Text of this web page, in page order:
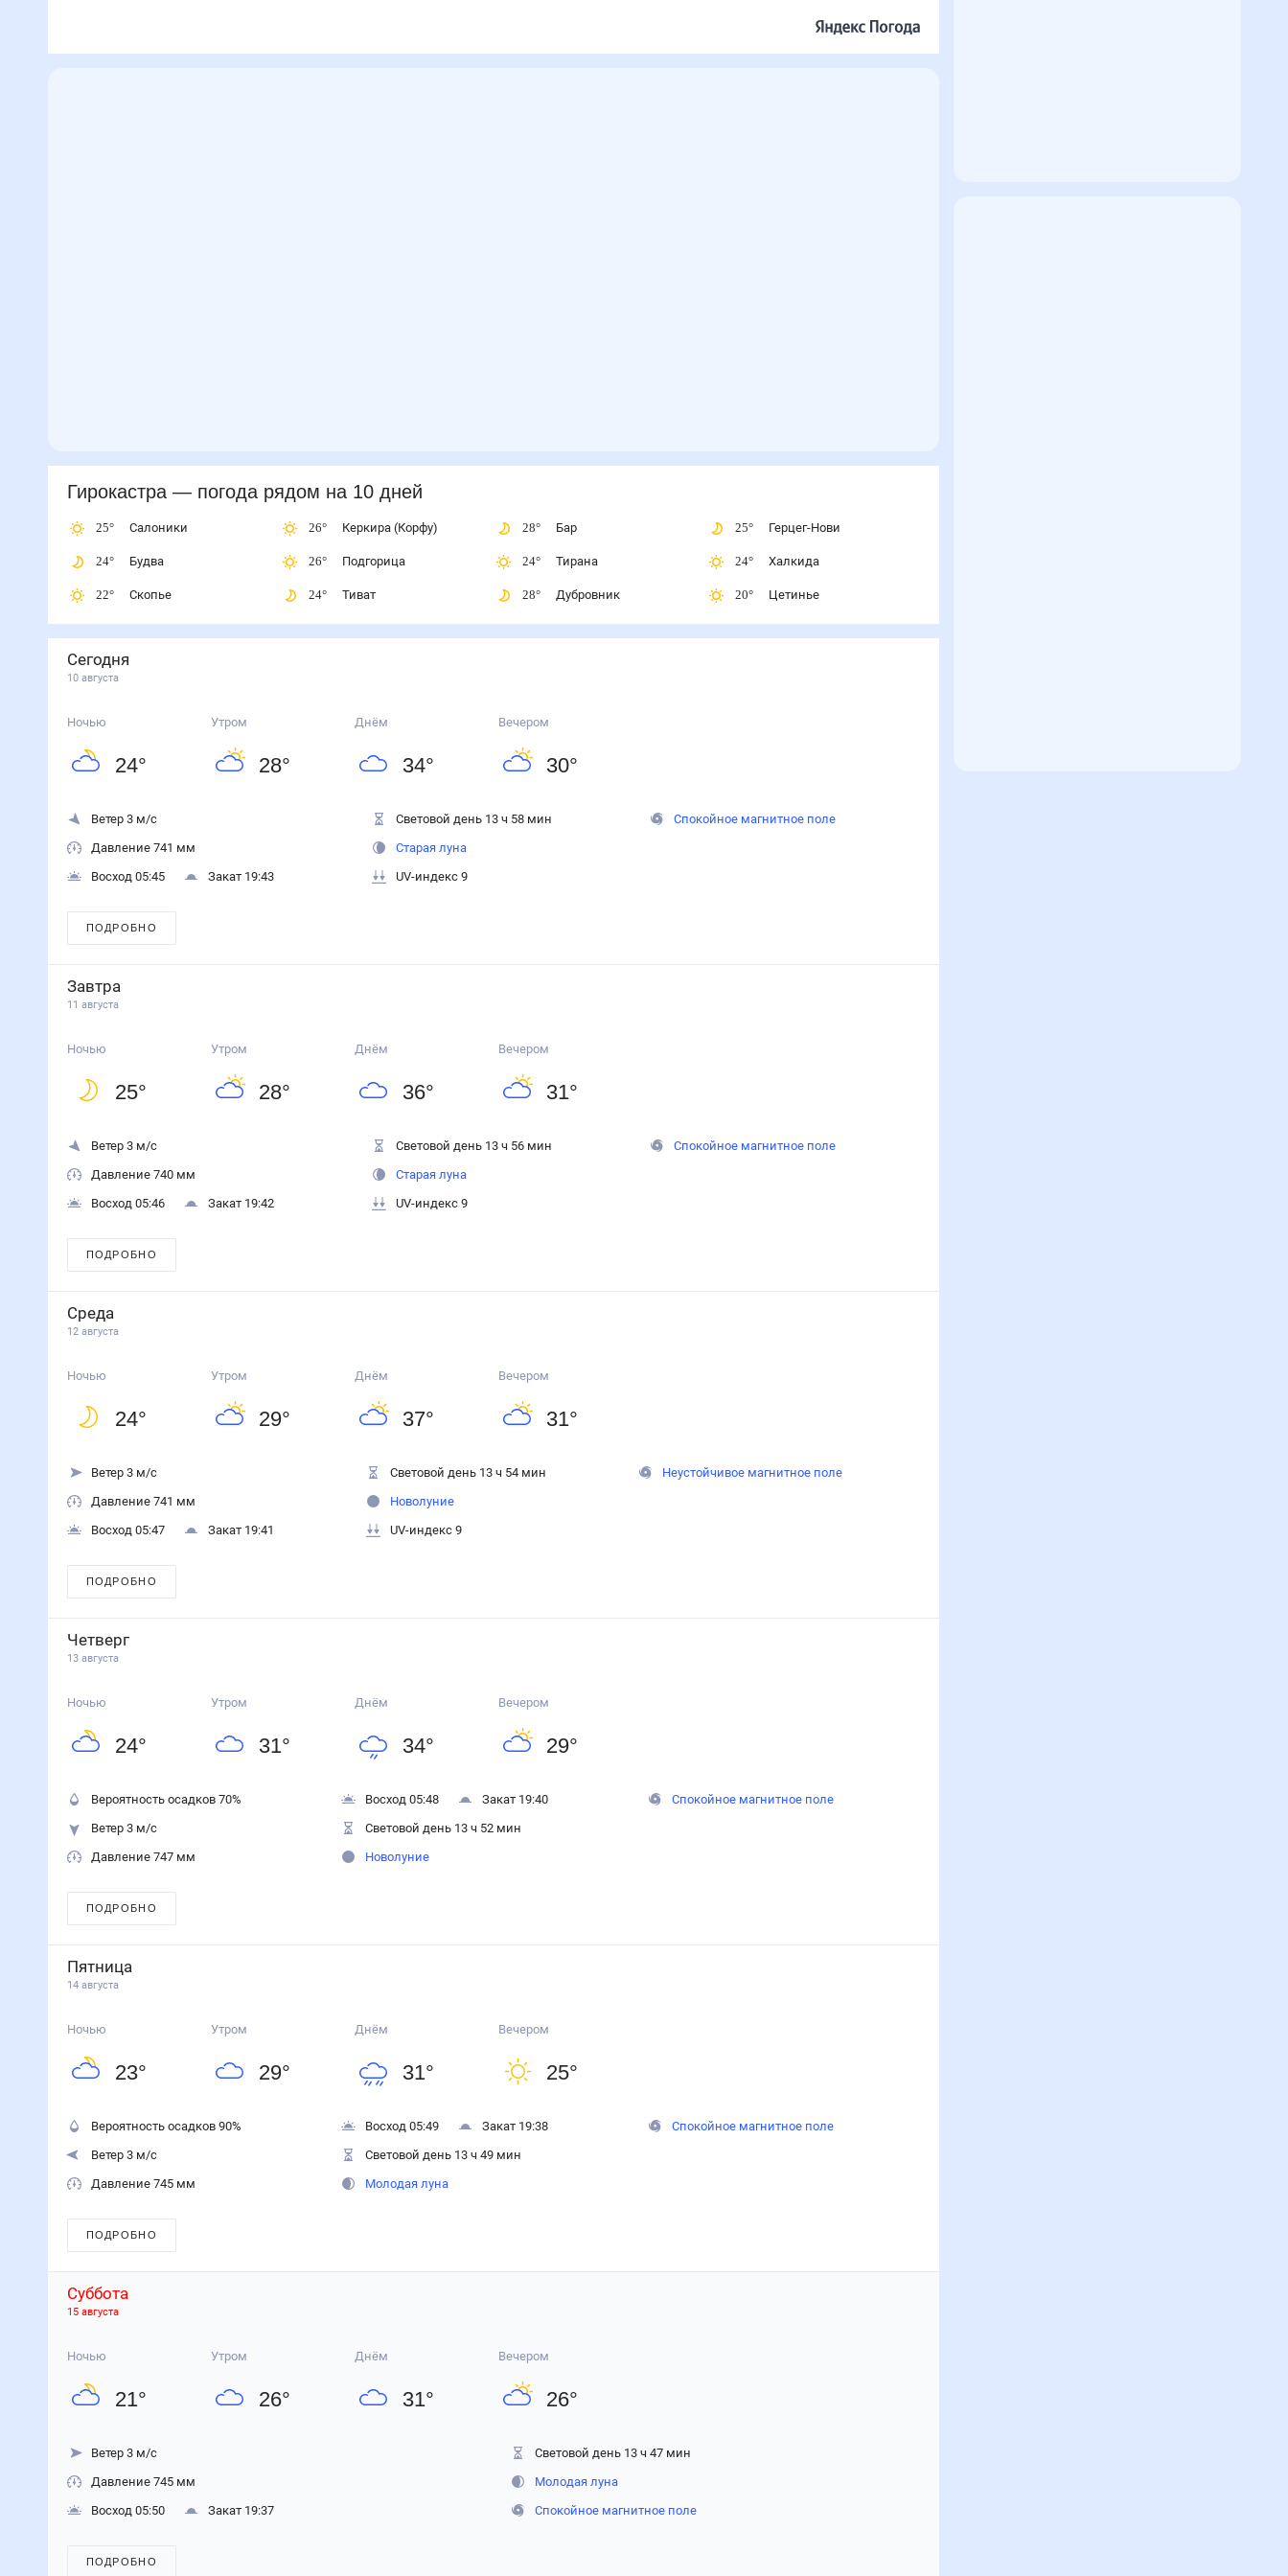
Гирокастра — погода рядом на 10 дней
25° Салоники
24° Будва
22° Скопье
26° Керкира (Корфу)
26° Подгорица
24° Тиват
28° Бар
24° Тирана
28° Дубровник
25° Герцег-Нови
24° Халкида
20° Цетинье
Сегодня
10 августа
Ночью
24°
Утром
28°
Днём
34°
Вечером
30°
Ветер 3 м/с
Давление 741 мм
Восход 05:45
Закат 19:43
Световой день 13 ч 58 мин
Старая луна
UV-индекс 9
Спокойное магнитное поле
ПОДРОБНО
Завтра
11 августа
Ночью
25°
Утром
28°
Днём
36°
Вечером
31°
Ветер 3 м/с
Давление 740 мм
Восход 05:46
Закат 19:42
Световой день 13 ч 56 мин
Старая луна
UV-индекс 9
Спокойное магнитное поле
ПОДРОБНО
Среда
12 августа
Ночью
24°
Утром
29°
Днём
37°
Вечером
31°
Ветер 3 м/с
Давление 741 мм
Восход 05:47
Закат 19:41
Световой день 13 ч 54 мин
Новолуние
UV-индекс 9
Неустойчивое магнитное поле
ПОДРОБНО
Четверг
13 августа
Ночью
24°
Утром
31°
Днём
34°
Вечером
29°
Вероятность осадков 70%
Ветер 3 м/с
Давление 747 мм
Восход 05:48
Закат 19:40
Световой день 13 ч 52 мин
Новолуние
Спокойное магнитное поле
ПОДРОБНО
Пятница
14 августа
Ночью
23°
Утром
29°
Днём
31°
Вечером
25°
Вероятность осадков 90%
Ветер 3 м/с
Давление 745 мм
Восход 05:49
Закат 19:38
Световой день 13 ч 49 мин
Молодая луна
Спокойное магнитное поле
ПОДРОБНО
Суббота
15 августа
Ночью
21°
Утром
26°
Днём
31°
Вечером
26°
Ветер 3 м/с
Давление 745 мм
Восход 05:50
Закат 19:37
Световой день 13 ч 47 мин
Молодая луна
Спокойное магнитное поле
ПОДРОБНО